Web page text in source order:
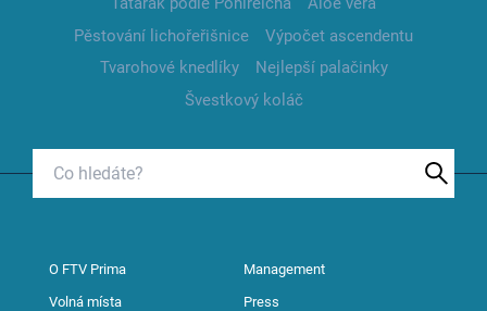
Pěstování lichořeřišnice
Výpočet ascendentu
Tvarohové knedlíky
Nejlepší palačinky
Švestkový koláč
O FTV Prima Management
Volná místa Press